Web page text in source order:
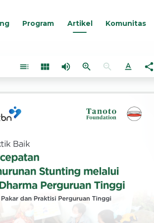
Program Artikel Komunitas
Baik
Stunting melalui
Perguruan Tinggi
dan Praktisi Perguruan Tinggi
toc view_module volume_up zoom_in zoom_out text_format share